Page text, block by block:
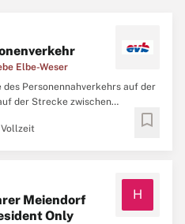
Elbe-Weser
des Personennahverkehrs auf der
der Strecke zwischen
Weltpremiere: den ersten
Vollzeit bookmark
Meiendorf
Only
H